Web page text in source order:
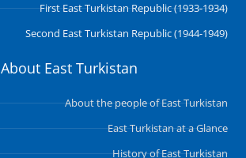
First East Turkistan Republic (1933-1934)
Second East Turkistan Republic (1944-1949)
About East Turkistan
About the people of East Turkistan
East Turkistan at a Glance
History of East Turkistan